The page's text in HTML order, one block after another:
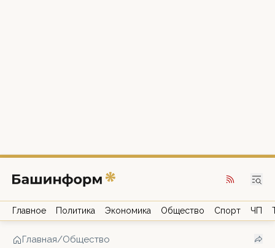
Главное Политика Экономика Общество Спорт ЧП
Главная/Общество